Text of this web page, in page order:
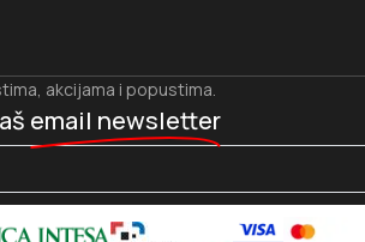
akcijama i popustima.
email newsletter